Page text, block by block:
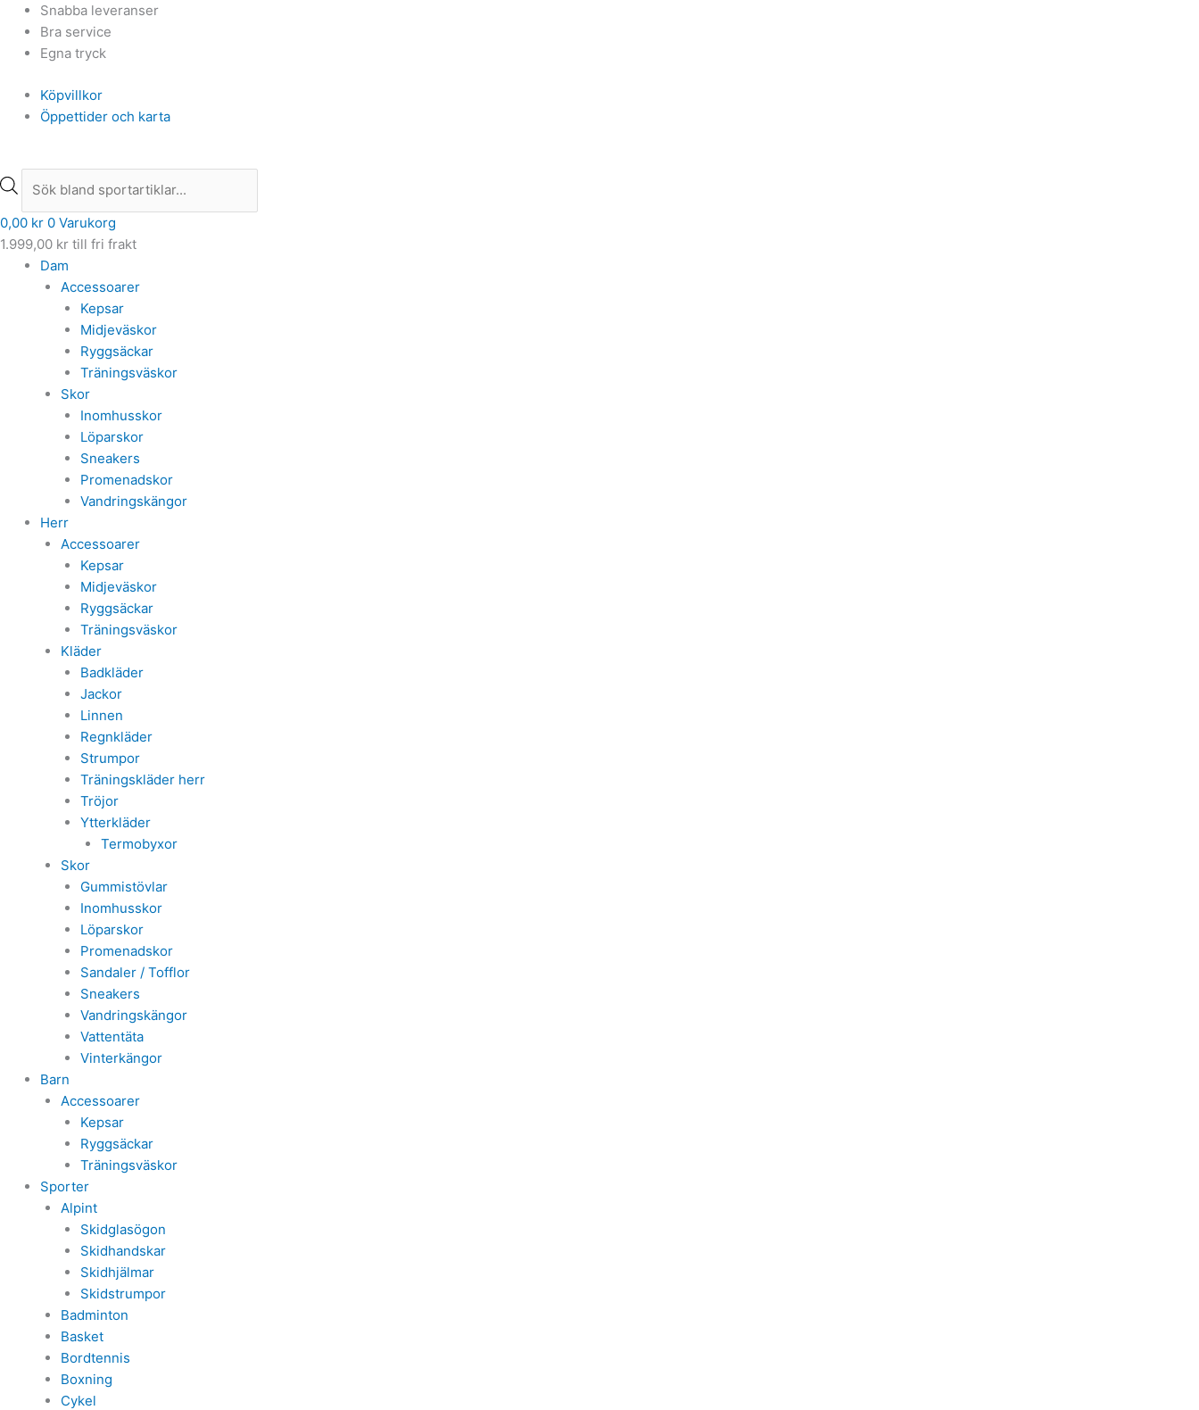
Hoppa
innehåll
Snabba leveranser
Bra service
Egna tryck
Köpvillkor
Öppettider och karta
Products
search
0,00 kr 0 Varukorg
1.999,00 kr till fri frakt
Dam
Accessoarer
Kepsar
Midjeväskor
Ryggsäckar
Träningsväskor
Skor
Inomhusskor
Löparskor
Sneakers
Promenadskor
Vandringskängor
Herr
Accessoarer
Kepsar
Midjeväskor
Ryggsäckar
Träningsväskor
Kläder
Badkläder
Jackor
Linnen
Regnkläder
Strumpor
Träningskläder herr
Tröjor
Ytterkläder
Termobyxor
Skor
Gummistövlar
Inomhusskor
Löparskor
Promenadskor
Sandaler / Tofflor
Sneakers
Vandringskängor
Vattentäta
Vinterkängor
Barn
Accessoarer
Kepsar
Ryggsäckar
Träningsväskor
Sporter
Alpint
Skidglasögon
Skidhandskar
Skidhjälmar
Skidstrumpor
Badminton
Basket
Bordtennis
Boxning
Cykel
Products
search